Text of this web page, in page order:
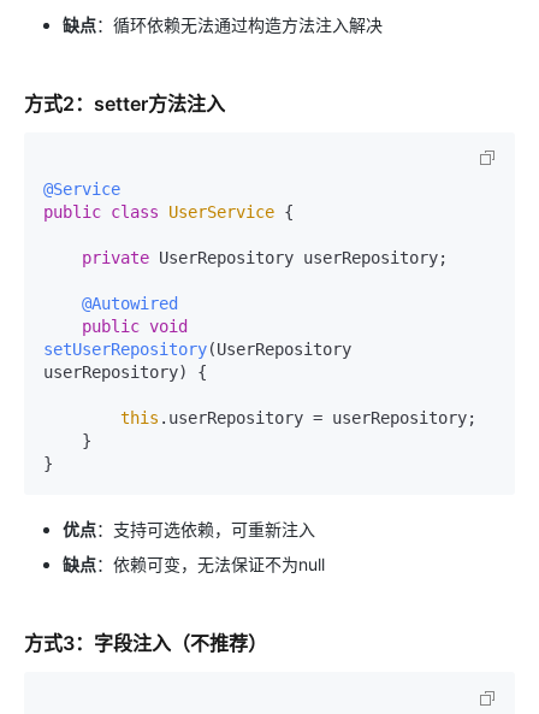
缺点：循环依赖无法通过构造方法注入解决
方式2：setter方法注入
@Service
public class UserService {
private UserRepository userRepository;
@Autowired
public void
setUserRepository(UserRepository
userRepository)
{
this .userRepository = userRepository;
优点：支持可选依赖，可重新注入
缺点：依赖可变，无法保证不为null
方式3：字段注入（不推荐）